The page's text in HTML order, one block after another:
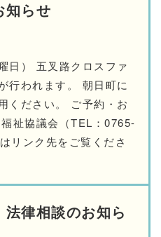
知らせ
日） 五叉路クロスファ
行われます。 朝日町に
ください。 ご予約・お
祉協議会（TEL：0765-
リンク先をご覧くださ
律相談のお知ら